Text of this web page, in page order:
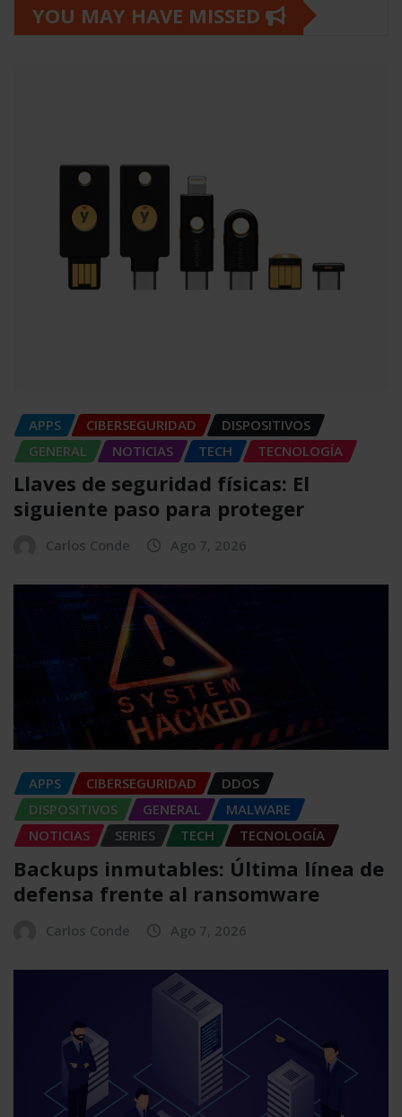
YOU MAY HAVE MISSED
APPS CIBERSEGURIDAD
DISPOSITIVOS
GENERAL
NOTICIAS TECH TECNOLOGÍA
Llaves de seguridad físicas: El
siguiente paso para proteger
Carlos Conde Ago 7, 2026
APPS CIBERSEGURIDAD
DDOS
DISPOSITIVOS
GENERAL
MALWARE
NOTICIAS
SERIES TECH TECNOLOGÍA
Backups inmutables: Última línea de
defensa frente al ransomware
Carlos Conde Ago 7, 2026